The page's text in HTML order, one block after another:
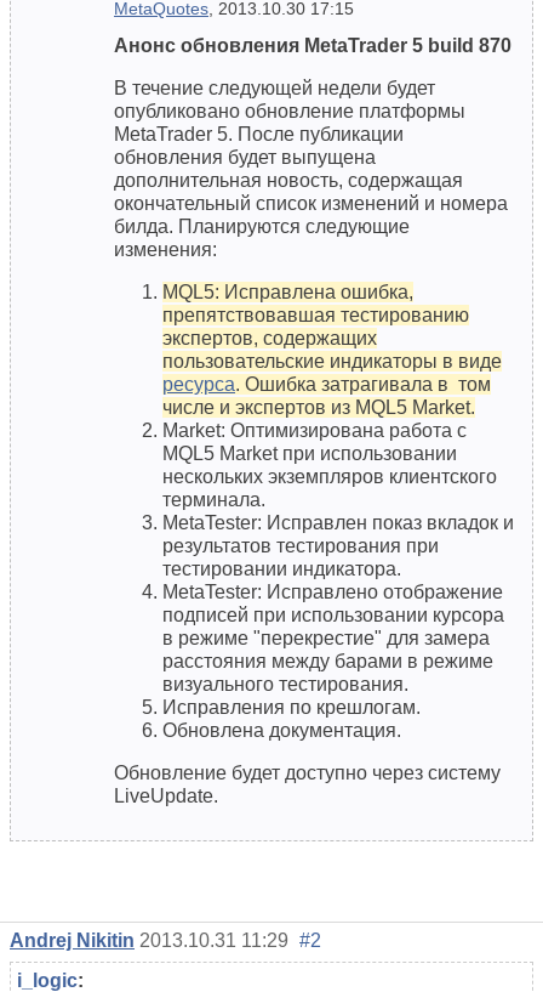
MetaQuotes , 2013.10.30 17:15
Анонс обновления MetaTrader 5 build 870
В течение следующей недели будет
опубликовано обновление платформы
MetaTrader 5. После публикации
обновления будет выпущена
дополнительная новость, содержащая
окончательный список изменений и номера
билда. Планируются следующие
изменения:
MQL5: Исправлена ошибка,
препятствовавшая тестированию
экспертов, содержащих
пользовательские индикаторы в виде
ресурса. Ошибка затрагивала в том
числе и экспертов из MQL5 Market.
Market: Оптимизирована работа с
MQL5 Market при использовании
нескольких экземпляров клиентского
терминала.
MetaTester: Исправлен показ вкладок и
результатов тестирования при
тестировании индикатора.
MetaTester: Исправлено отображение
подписей при использовании курсора
в режиме "перекрестие" для замера
расстояния между барами в режиме
визуального тестирования.
Исправления по крешлогам.
Обновлена документация.
Обновление будет доступно через систему
LiveUpdate.
Andrej Nikitin 2013.10.31 11:29 #2
i_logic: